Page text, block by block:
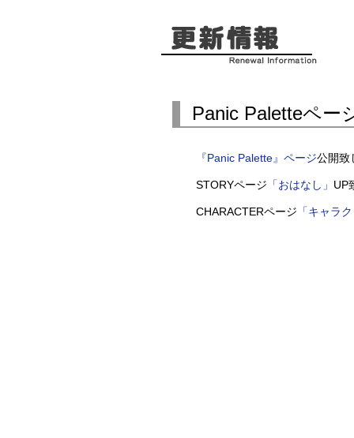
Panic Paletteペー
『Panic Palette』ページ公開致
STORYページ 「おはなし」 UP
CHARACTERページ 「キャラ